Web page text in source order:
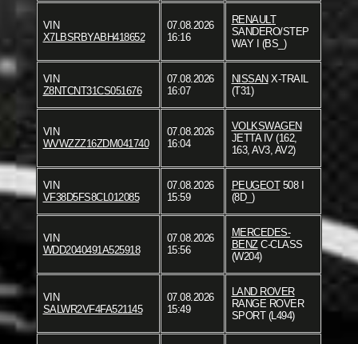
VIN
X7LBSRBYABH418652
07.08.2026
16:16
RENAULT
SANDERO/STEP
WAY I (BS_)
VIN
Z8NTCNT31CS051676
07.08.2026
16:07
NISSAN X-TRAIL
(T31)
VIN
WVWZZZ16ZDM041740
07.08.2026
16:04
VOLKSWAGEN
JETTA IV (162,
163, AV3, AV2)
VIN
VF38D5FS8CL012085
07.08.2026
15:59
PEUGEOT508 I
(8D_)
VIN
WDD2040491A525918
07.08.2026
15:56
MERCEDES-
BENZC-CLASS
(W204)
VIN
SALWR2VF4FA521145
07.08.2026
15:49
LAND ROVER
RANGE ROVER
SPORT (L494)